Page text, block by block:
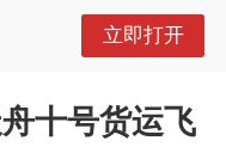
立即打开
十号货运飞